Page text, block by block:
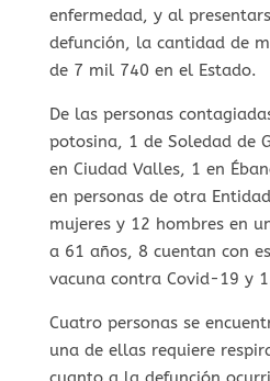
enfermedad, y al
defunción, la cantidad de
de 7 mil 740 en el Estado.
De las personas
potosina, 1 de Soledad de
en Ciudad Valles, 1 en
en personas de otra
mujeres y 12 hombres en
a 61 años, 8 cuentan con
vacuna contra Covid-19 y
Cuatro personas se
una de ellas requiere